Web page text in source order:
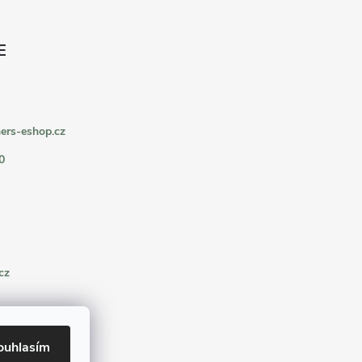
eshop.cz